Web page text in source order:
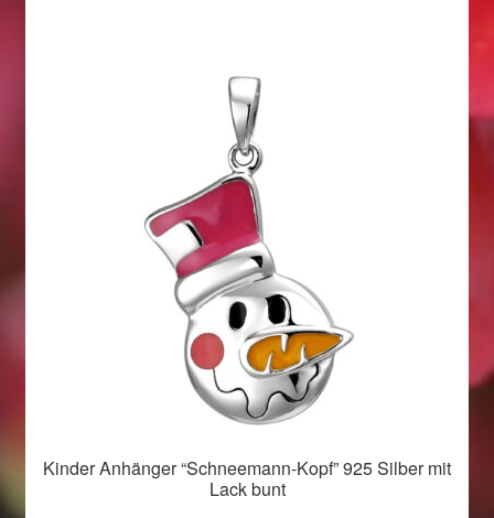
Weihnachtsangebote 2020
Weihnachtsangebote 2021
Woocommerce Predictive Search
Kinder Anhänger “Schneemann-Kopf” 925 Silber mit
Lack bunt